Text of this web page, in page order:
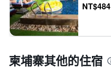
NT$484
柬埔寨​其他的住宿